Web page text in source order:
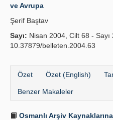
ve Avrupa
Şerif Baştav
Sayı: Nisan 2004, Cilt 68 - Sayı
10.37879/belleten.2004.63
Özet Özet (English)
Benzer Makaleler
Osmanlı Arşiv